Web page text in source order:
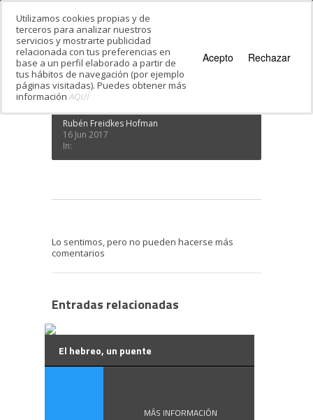
Estás en: Inicio · Verbos regulares en
presente
Verbos regulares en presente
Rubén Freidkes Hofman
16 Jun 2017
In:
Lo sentimos, pero no pueden hacerse más
comentarios
Entradas relacionadas
El hebreo, un puente
MÁS INFORMACIÓN
Utilizamos cookies propias y de
terceros para analizar nuestros
servicios y mostrarte publicidad
relacionada con tus preferencias en
base a un perfil elaborado a partir de
tus hábitos de navegación (por ejemplo
páginas visitadas). Puedes obtener más
información AQUÍ
Acepto Rechazar